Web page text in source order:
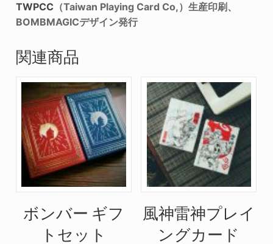
TWPCC （Taiwan Playing Card Co,）生産印刷、
BOMBMAGICデザイン発行
関連商品
ボンバー ギフ
トセット
風神雷神プレイ
ングカード